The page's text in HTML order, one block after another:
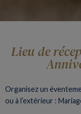
Lieu de
Organisez un
ou à l’extérieur :